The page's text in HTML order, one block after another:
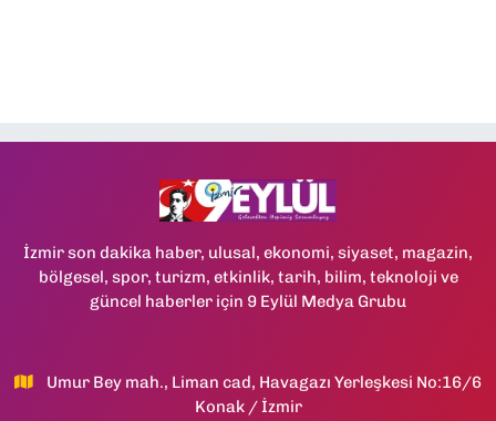
İzmir son dakika haber, ulusal, ekonomi, siyaset, magazin,
bölgesel, spor, turizm, etkinlik, tarih, bilim, teknoloji ve
güncel haberler için 9 Eylül Medya Grubu
Umur Bey mah., Liman cad, Havagazı Yerleşkesi No:16/6
Konak / İzmir